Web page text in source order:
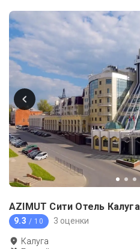
AZIMUT Сити Отель Калуга
9.3 / 10 3 оценки
Калуга